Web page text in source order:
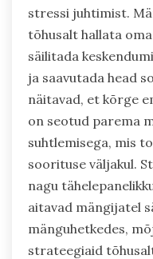
stressi juhtimist.
tõhusalt hallata
säilitada
ja saavutada head
näitavad, et kõrge
on seotud parema
suhtlemisega, mis
soorituse väljakul.
nagu
aitavad mängijatel
mänguhetkedes,
strateegiaid